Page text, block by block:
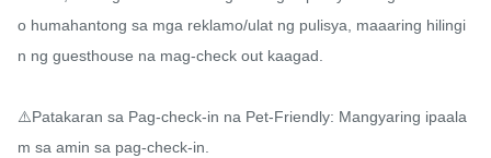
o humahantong sa mga reklamo/ulat ng pulisya, maaaring hilingi
n ng guesthouse na mag-check out kaagad.
⚠️Patakaran sa Pag-check-in na Pet-Friendly: Mangyaring ipaala
m sa amin sa pag-check-in.